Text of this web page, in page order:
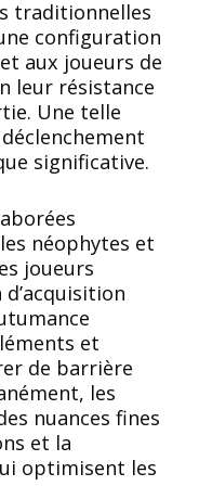
traditionnelles
configuration
aux joueurs de
leur résistance
Une telle
significative.
néophytes et
joueurs
et
de barrière
les
nuances fines
et la
optimisent les